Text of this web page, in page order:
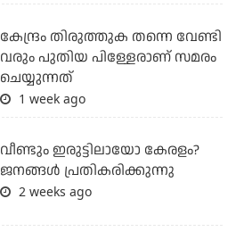
കേന്ദ്രം തിരുത്തുക തന്നെ വേണ്ടി
വരും പുതിയ പിള്ളേരാണ് സമരം
ചെയ്യുന്നത്
1 week ago
വീണ്ടും ഇരുട്ടിലായോ കേരളം?
ജനങ്ങൾ പ്രതികരിക്കുന്നു
2 weeks ago